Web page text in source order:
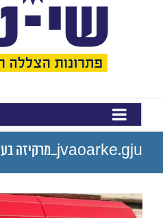
jvaoarke.gju_מרקיזה בעסק